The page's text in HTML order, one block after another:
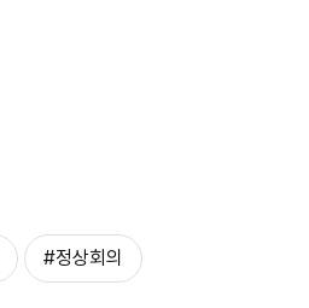
#정상회의